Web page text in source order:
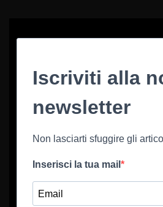
Iscriviti alla
newsletter
Non lasciarti sfuggire gli
Inserisci la tua mail